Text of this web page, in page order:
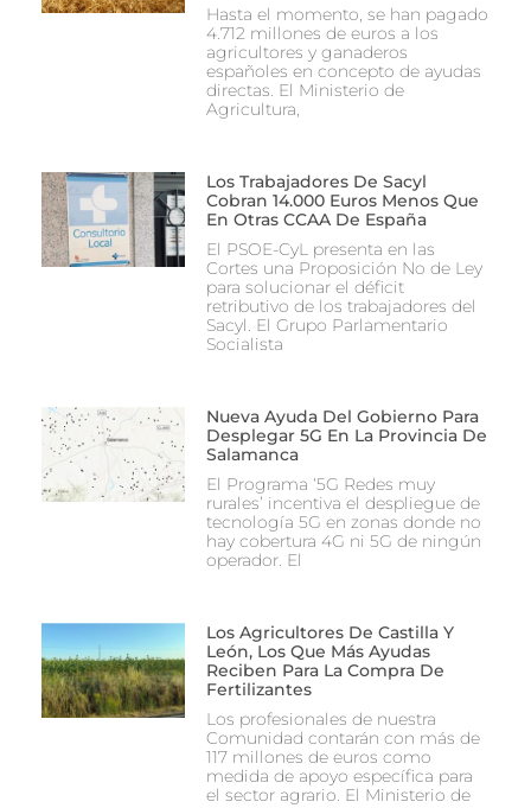
Hasta el momento, se han pagado
4.712 millones de euros a los
agricultores y ganaderos
españoles en concepto de ayudas
directas. El Ministerio de
Agricultura,
Los Trabajadores De Sacyl
Cobran 14.000 Euros Menos Que
En Otras CCAA De España
El PSOE-CyL presenta en las
Cortes una Proposición No de Ley
para solucionar el déficit
retributivo de los trabajadores del
Sacyl. El Grupo Parlamentario
Socialista
Nueva Ayuda Del Gobierno Para
Desplegar 5G En La Provincia De
Salamanca
El Programa ‘5G Redes muy
rurales’ incentiva el despliegue de
tecnología 5G en zonas donde no
hay cobertura 4G ni 5G de ningún
operador. El
Los Agricultores De Castilla Y
León, Los Que Más Ayudas
Reciben Para La Compra De
Fertilizantes
Los profesionales de nuestra
Comunidad contarán con más de
117 millones de euros como
medida de apoyo específica para
el sector agrario. El Ministerio de